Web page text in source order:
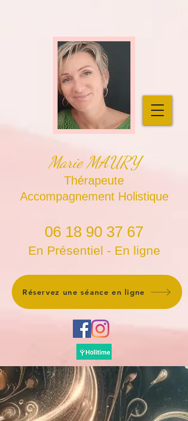
Marie MAURY
Thérapeute
Accompagnement Holistique
06 18 90 37 67
En Présentiel - En ligne
Réservez une séance en ligne